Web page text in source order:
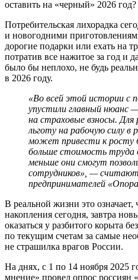
Потребительская лихорадка
и новогодними
дорогие подарки или ехать на
потратив все нажитое за год и
было бы неплохо, не будь
в 2026 году.
«Во всей этой истории с
упустили главный нюанс
на страховые взносы.
льготу на рабочую силу в
может привести к росту
больше стоимость труда
меньше они смогут
сотрудников», — считают
предпринимателей
В реальной жизни это означает,
накопления сегодня, завтра
оказаться у разбитого корыта
по текущим счетам за самые
не страшилка врагов России.
На днях, с 1 по 14 ноября 2025
мнение» провел опрос россиян